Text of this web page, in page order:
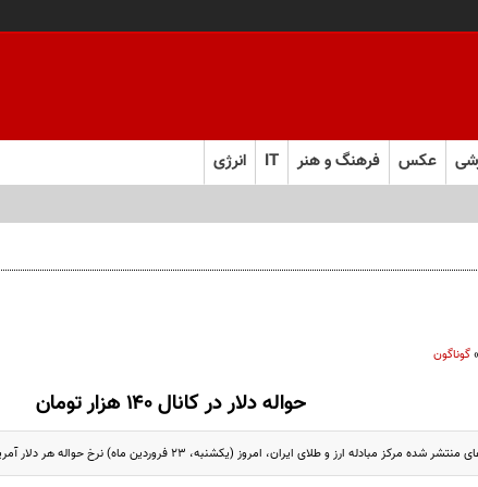
عکس فرهنگ و هنر IT انرژی
گوناگون
حواله دلار در کانال ۱۴۰ هزار تومان
ارز و طلای ایران، امروز (یکشنبه، ۲۳ فروردین ماه) نرخ حواله هر دلار آمریکا با روند افزایشی به ۱۴۰ هزار